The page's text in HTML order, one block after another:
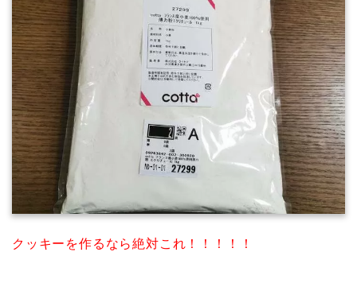
クッキーを作るなら絶対これ！！！！！